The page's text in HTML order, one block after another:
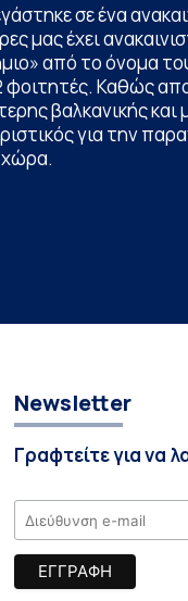
σε ένα
μας έχει
από το όνομα
φοιτητές. Καθώς
βαλκανικής και
για την
χώρα.
Newsletter
Γραφτείτε για να